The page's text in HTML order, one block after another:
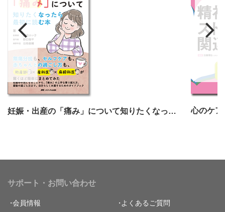
妊娠・出産の「痛み」について知りたくなったら最初に読む本
サポート・お問い合わせ
会員情報 よくあるご質問